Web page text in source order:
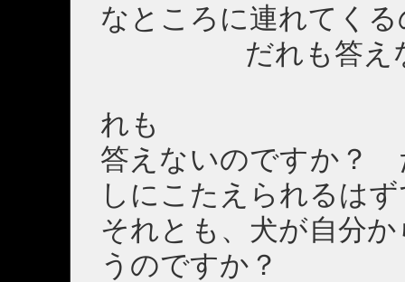
なところに連れてく
だれも答えな
れも
答えないのですか？
しにこたえられるは
それとも、犬が自分
うのですか？